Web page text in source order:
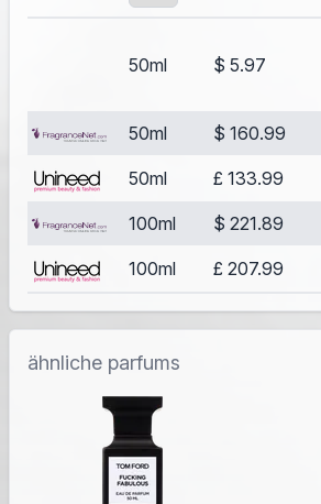
50ml $ 5.97
50ml $ 160.99
50ml £ 133.99
100ml $ 221.89
100ml £ 207.99
ähnliche parfums